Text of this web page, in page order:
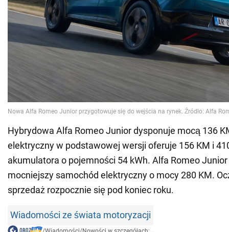
Hybrydowa Alfa Romeo Junior dysponuje mocą 136
elektryczny w podstawowej wersji oferuje 156 KM i
akumulatora o pojemności 54 kWh. Alfa Romeo
mocniejszy samochód elektryczny o mocy 280 KM.
sprzedaż rozpocznie się pod koniec roku.
Wiadomości ze świata motoryzacji